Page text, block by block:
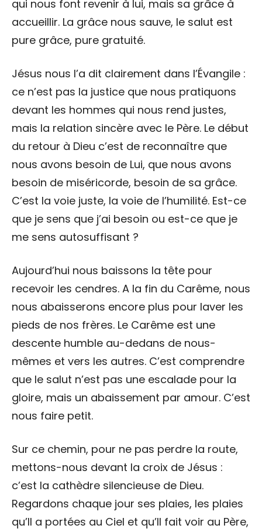
qui nous font revenir à lui, mais sa grâce à
accueillir. La grâce nous sauve, le salut est
pure grâce, pure gratuité.
Jésus nous l’a dit clairement dans l’Évangile :
ce n’est pas la justice que nous pratiquons
devant les hommes qui nous rend justes,
mais la relation sincère avec le Père. Le début
du retour à Dieu c’est de reconnaître que
nous avons besoin de Lui, que nous avons
besoin de miséricorde, besoin de sa grâce.
C’est la voie juste, la voie de l’humilité. Est-ce
que je sens que j’ai besoin ou est-ce que je
me sens autosuffisant ?
Aujourd’hui nous baissons la tête pour
recevoir les cendres. A la fin du Carême, nous
nous abaisserons encore plus pour laver les
pieds de nos frères. Le Carême est une
descente humble au-dedans de nous-
mêmes et vers les autres. C’est comprendre
que le salut n’est pas une escalade pour la
gloire, mais un abaissement par amour. C’est
nous faire petit.
Sur ce chemin, pour ne pas perdre la route,
mettons-nous devant la croix de Jésus :
c’est la cathèdre silencieuse de Dieu.
Regardons chaque jour ses plaies, les plaies
qu’Il a portées au Ciel et qu’Il fait voir au Père,